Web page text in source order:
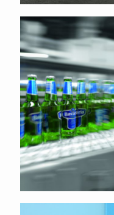
Bavaria